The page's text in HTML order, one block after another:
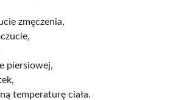
zmęczenia,
piersiowej,
temperaturę ciała.